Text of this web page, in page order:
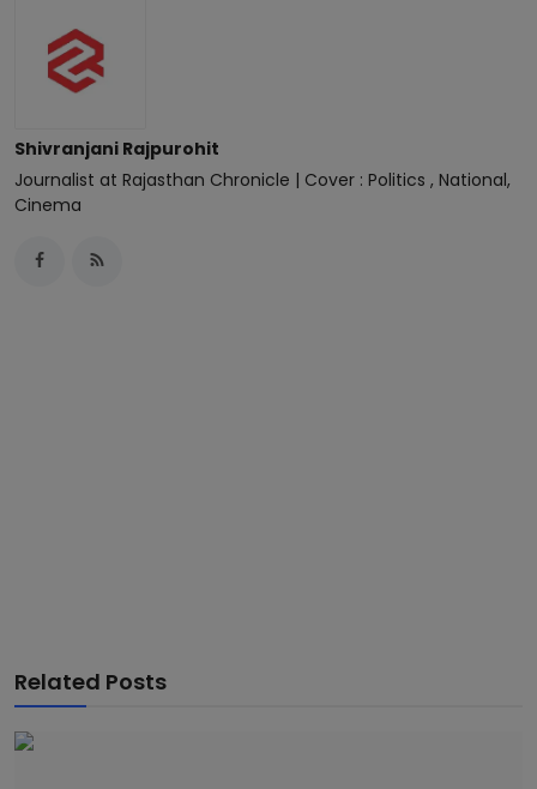
Shivranjani Rajpurohit
Journalist at Rajasthan Chronicle | Cover : Politics , National,
Cinema
Related Posts